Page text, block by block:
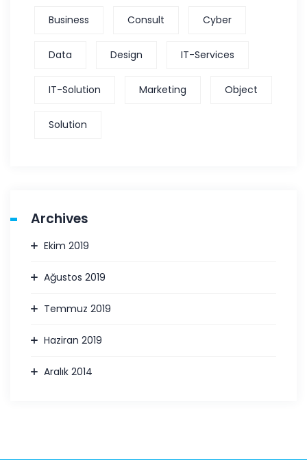
Business Consult Cyber
Data Design IT-Services
IT-Solution Marketing Object
Solution
Archives
Ekim 2019
Ağustos 2019
Temmuz 2019
Haziran 2019
Aralık 2014